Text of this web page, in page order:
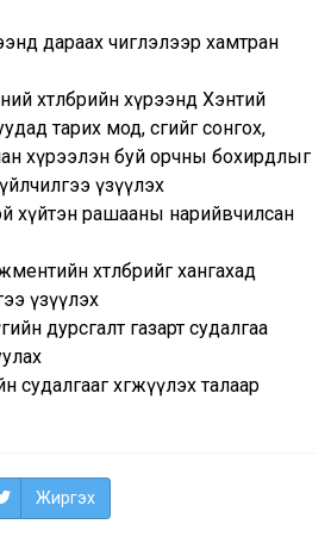
дараах чиглэлээр хамтран
хөтөлбөрийн хүрээнд Хэнтий
тарих мод, сөөгийг сонгох,
хүрээлэн буй орчны бохирдлыг
үзүүлэх
хүйтэн рашааны нарийвчилсан
хөтөлбөрийг хангахад
үзүүлэх
дурсгалт газарт судалгаа
судалгааг хөгжүүлэх талаар
Жиргэх